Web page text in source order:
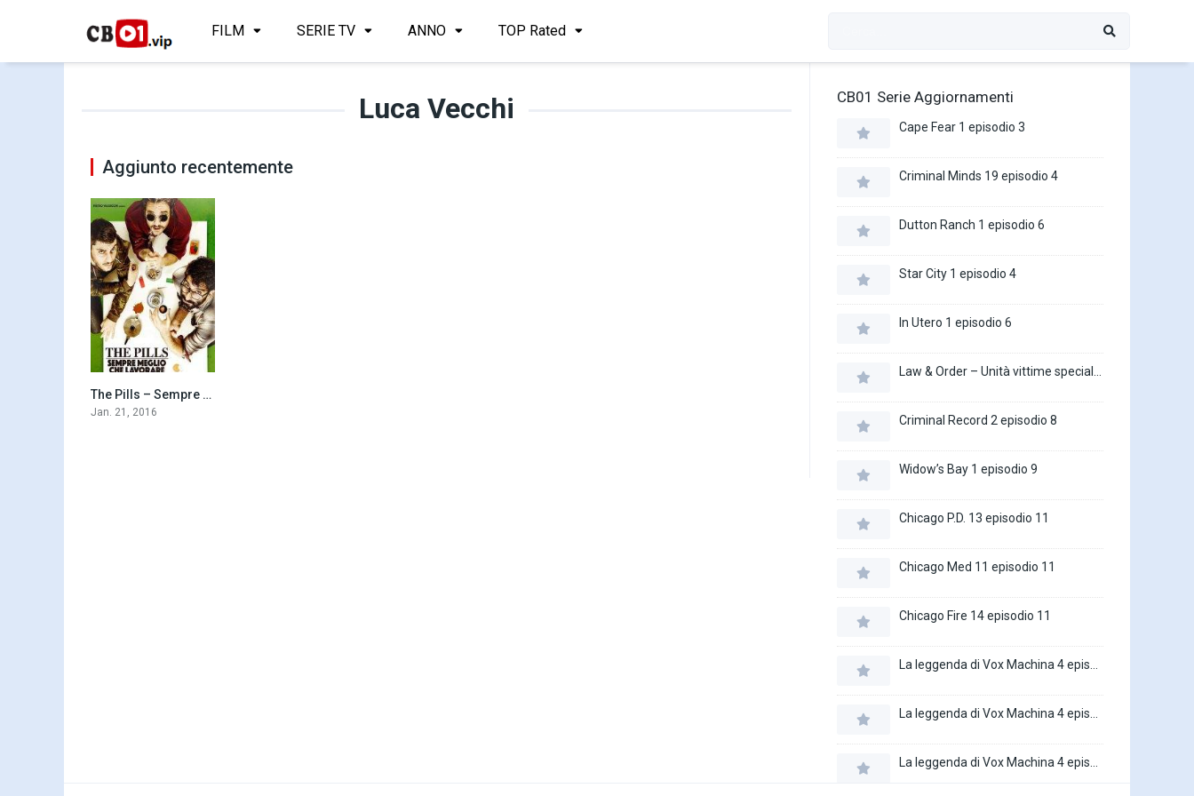
FILM SERIE TV ANNO TOP Rated
Luca Vecchi
Aggiunto recentemente
5.8The Pills – Sempre meglio che lavorare (2016)
Jan. 21, 2016
CB01 Serie Aggiornamenti
Cape Fear 1 episodio 3
Criminal Minds 19 episodio 4
Dutton Ranch 1 episodio 6
Star City 1 episodio 4
In Utero 1 episodio 6
Criminal Record 2 episodio 8
Widow’s Bay 1 episodio 9
Chicago P.D. 13 episodio 11
Chicago Med 11 episodio 11
Chicago Fire 14 episodio 11